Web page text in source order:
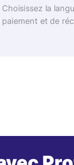
Choisissez la
paiement et de